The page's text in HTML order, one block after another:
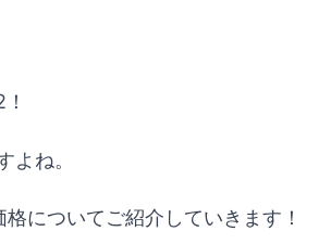
ね。
についてご紹介していきます！